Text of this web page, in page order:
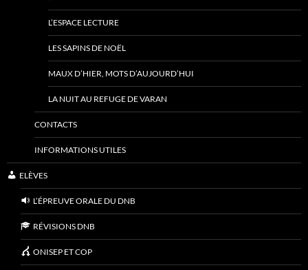
L’ESPACE LECTURE
LES SAPINS DE NOËL
MAUX D’HIER, MOTS D’AUJOURD’HUI
LA NUIT AU REFUGE DE VARAN
CONTACTS
INFORMATIONS UTILES
ELÈVES
L’ÉPREUVE ORALE DU DNB
RÉVISIONS DNB
ONISEP ET COP